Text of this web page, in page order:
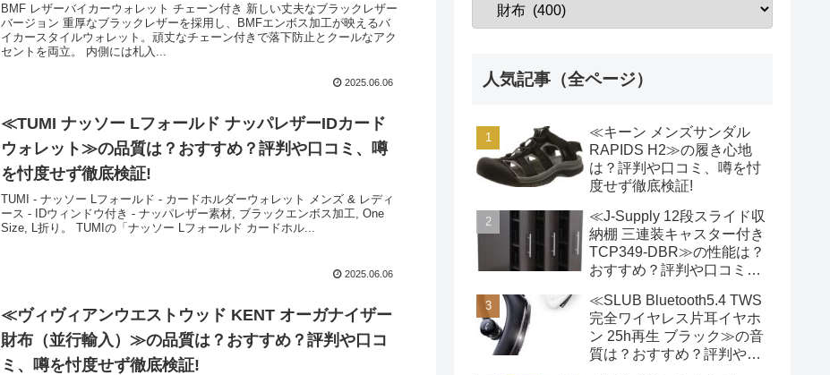
BMF レザーバイカーウォレット チェーン付き 新しい丈夫なブラックレザー
バージョン 重厚なブラックレザーを採用し、BMFエンボス加工が映えるバ
イカースタイルウォレット。頑丈なチェーン付きで落下防止とクールなアク
セントを両立。 内側には札入...
2025.06.06
≪TUMI ナッソー Lフォールド ナッパレザーIDカード
ウォレット≫の品質は？おすすめ？評判や口コミ、噂
を忖度せず徹底検証!
TUMI - ナッソー Lフォールド - カードホルダーウォレット メンズ & レディ
ース - IDウィンドウ付き - ナッパレザー素材, ブラックエンボス加工, One
Size, L折り。 TUMIの「ナッソー Lフォールド カードホル...
2025.06.06
≪ヴィヴィアンウエストウッド KENT オーガナイザー
財布（並行輸入）≫の品質は？おすすめ？評判や口コ
ミ、噂を忖度せず徹底検証!
人気記事（全ページ）
≪キーン メンズサンダル
RAPIDS H2≫の履き心地
は？評判や口コミ、噂を忖
度せず徹底検証!
≪J-Supply 12段スライド収
納棚 三連装キャスター付き
TCP349-DBR≫の性能は？
おすすめ？評判や口コミ、
≪SLUB Bluetooth5.4 TWS
完全ワイヤレス片耳イヤホ
ン 25h再生 ブラック≫の音
質は？おすすめ？評判や口